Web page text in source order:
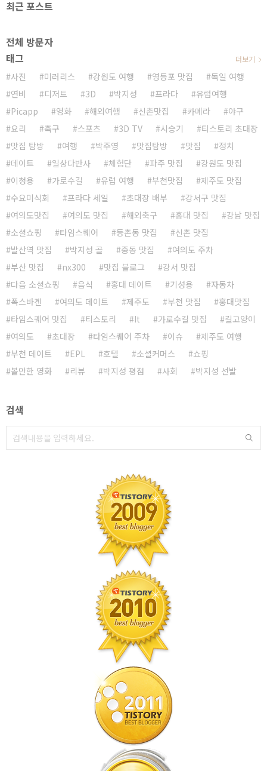
최근 포스트
전체 방문자
태그
사진 미러리스 강원도 여행 영등포 맛집
독일 여행
연비
디저트 3D 박지성 프라다
유럽여행
Picapp
영화 해외여행 신촌맛집 카메라
야구
요리
축구 스포츠 3D TV 시승기
티스토리 초대장
맛집 탐방
여행 박주영 맛집탐방 맛집
정치
데이트
일상다반사 체험단 파주 맛집
강원도 맛집
이청용
가로수길 유럽 여행 부천맛집
제주도 맛집
수요미식회
프라다 세일 초대장 배부
강서구 맛집
여의도맛집
여의도 맛집 해외축구 홍대 맛집
강남 맛집
소셜쇼핑
타임스퀘어 등촌동 맛집
신촌 맛집
발산역 맛집
박지성 골 중동 맛집
여의도 주차
부산 맛집
nx300 맛집 블로그
강서 맛집
다음 소셜쇼핑
음식 홍대 데이트 기성용
자동차
폭스바겐
여의도 데이트 제주도 부천 맛집
홍대맛집
타임스퀘어 맛집
티스토리 It 가로수길 맛집
길고양이
여의도
초대장 타임스퀘어 주차 이슈
제주도 여행
부천 데이트
EPL 호텔 소셜커머스
쇼핑
볼만한 영화
리뷰 박지성 평점 사회 박지성 선발
더보기
검색